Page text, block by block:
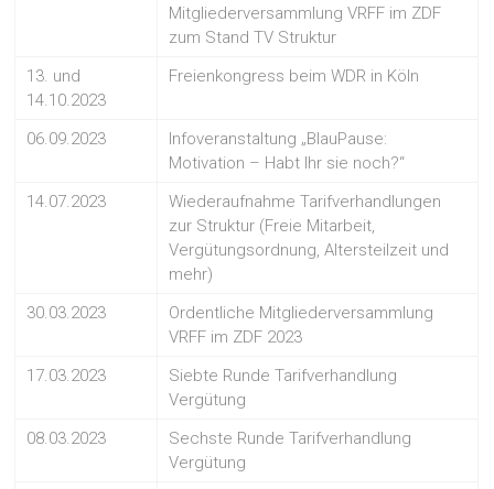
Mitgliederversammlung VRFF im ZDF
zum Stand TV Struktur
13. und
14.10.2023
Freienkongress beim WDR in Köln
06.09.2023
Infoveranstaltung „BlauPause:
Motivation – Habt Ihr sie noch?“
14.07.2023
Wiederaufnahme Tarifverhandlungen
zur Struktur (Freie Mitarbeit,
Vergütungsordnung, Altersteilzeit und
mehr)
30.03.2023
Ordentliche Mitgliederversammlung
VRFF im ZDF 2023
17.03.2023
Siebte Runde Tarifverhandlung
Vergütung
08.03.2023
Sechste Runde Tarifverhandlung
Vergütung